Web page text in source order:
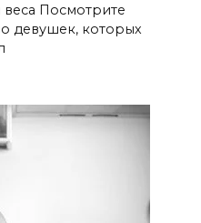
Посмотрите
девушек, которых